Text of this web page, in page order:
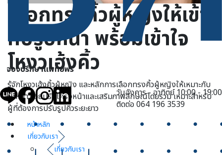
จองปรึกษาแพทย์ฟรี
วันอังคาร - อาทิตย์ 10:00 - 19:00
ติดต่อ 064 196 3539
หน้าหลัก
เกี่ยวกับเรา
เกี่ยวกับเรา
เลือกทรงคิ้วผู้หญิงให้เข้า
กับรูปหน้า พร้อมเข้าใจ
โหงวเฮ้งคิ้ว
รู้จักโหงวเฮ้งคิ้วผู้หญิง และหลักการเลือกทรงคิ้วผู้หญิงให้เหมาะกับ
ใบหน้า ช่วยปรับโครงหน้าและเสริมภาพลักษณ์โดยรวม เหมาะสำหรับ
ผู้ที่ต้องการปรับรูปคิ้วระยะยาว